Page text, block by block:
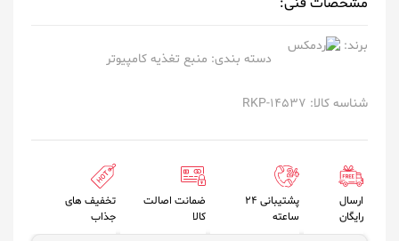
برند:
دسته بندی: منبع تغذیه کامپیوتر
شناسه کالا: RKP-14537
ارسال
رایگان
پشتیبانی 24
ساعته
ضمانت اصالت
کالا
تخفیف های
جذاب